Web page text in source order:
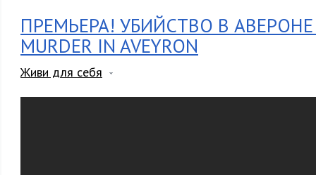
ПРЕМЬЕРА! УБИЙСТВО В АВЕРОНЕ
MURDER IN AVEYRON
Живи для себя